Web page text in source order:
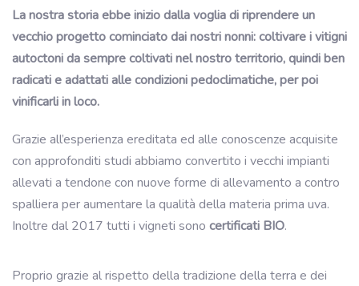
La nostra storia ebbe inizio dalla voglia di riprendere un
vecchio progetto cominciato dai nostri nonni: coltivare i vitigni
autoctoni da sempre coltivati nel nostro territorio, quindi ben
radicati e adattati alle condizioni pedoclimatiche, per poi
vinificarli in loco.
Grazie all’esperienza ereditata ed alle conoscenze acquisite
con approfonditi studi abbiamo convertito i vecchi impianti
allevati a tendone con nuove forme di allevamento a contro
spalliera per aumentare la qualità della materia prima uva.
Inoltre dal 2017 tutti i vigneti sono certificati BIO.
Proprio grazie al rispetto della tradizione della terra e dei